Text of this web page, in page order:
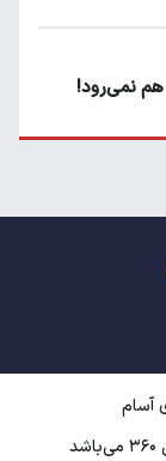
هم نمی‌رود!
است؟
آسام